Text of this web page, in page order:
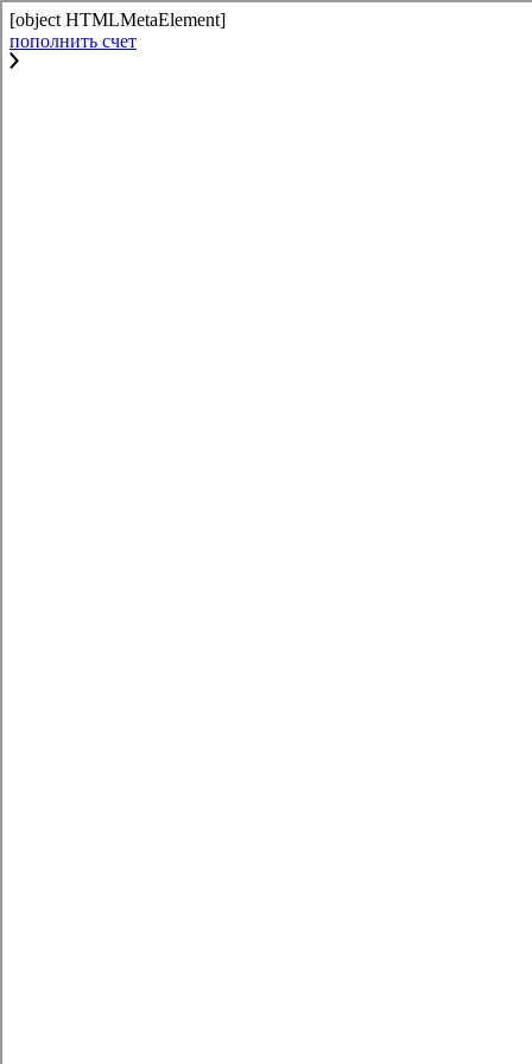
[object HTMLMetaElement]
пополнить счет